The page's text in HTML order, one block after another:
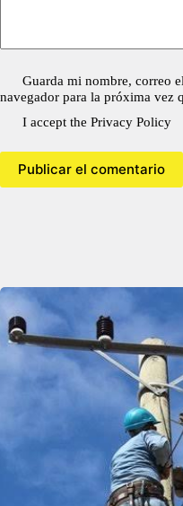
Guarda mi nombre, correo
navegador para la próxima vez
I accept thePrivacy Policy
Publicar el comentario